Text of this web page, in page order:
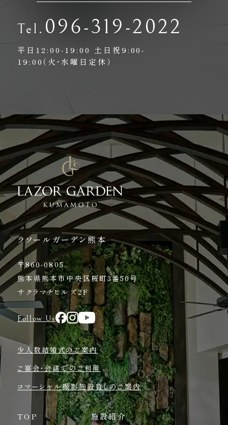
096-319-2022
平日12:00-19:00 土日祝9:00-
19:00（火・水曜日定休）
ラソールガーデン熊本
〒860-0805
熊本県熊本市中央区桜町3番50号
サクラマチヒルズ2F
Follow Us
少人数結婚式のご案内
ご宴会・会議でのご利用
コマーシャル撮影施設貸しのご案内
TOP
施設紹介